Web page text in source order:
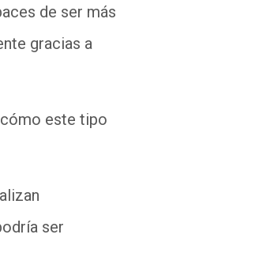
de ser más
gracias a
este tipo
ser